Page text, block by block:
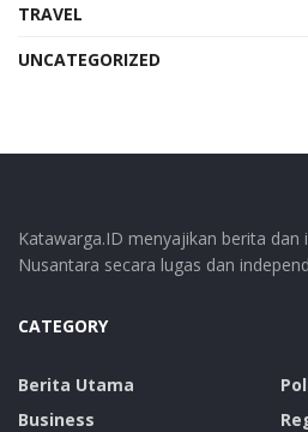
TRAVEL
UNCATEGORIZED
Katawarga.ID menyajikan berita dan
Nusantara secara lugas dan
CATEGORY
Berita Utama
Business